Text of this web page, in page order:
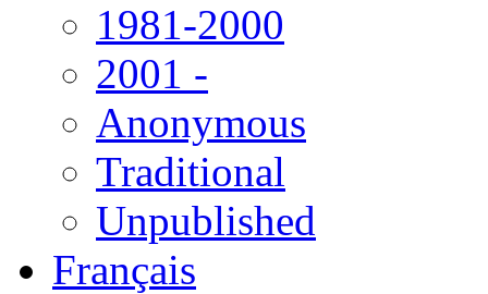
1981-2000
2001 -
Anonymous
Traditional
Unpublished
Français